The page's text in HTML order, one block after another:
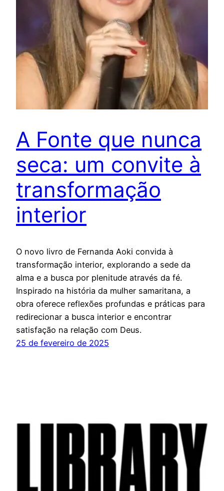
A Fonte que nunca
seca: um convite à
transformação
interior
O novo livro de Fernanda Aoki convida à
transformação interior, explorando a sede da
alma e a busca por plenitude através da fé.
Inspirado na história da mulher samaritana, a
obra oferece reflexões profundas e práticas para
redirecionar a busca interior e encontrar
satisfação na relação com Deus.
25 de fevereiro de 2025